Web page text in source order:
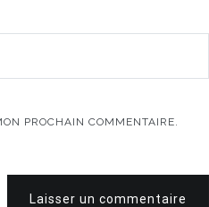
PROCHAIN COMMENTAIRE.
Laisser un commentaire